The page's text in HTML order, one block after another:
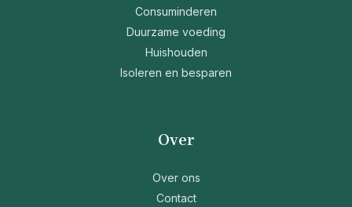
Consuminderen
Duurzame voeding
Huishouden
Isoleren en besparen
Over
Over ons
Contact